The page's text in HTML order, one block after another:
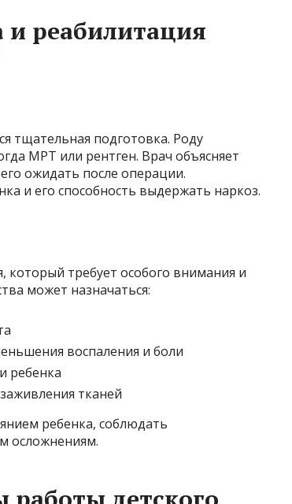
и реабилитация
тщательная подготовка. Роду
МРТ или рентген. Врач объясняет
ожидать после операции.
и его способность выдержать наркоз.
который требует особого внимания и
может назначаться:
воспаления и боли
ребенка
тканей
ребенка, соблюдать
осложнениям.